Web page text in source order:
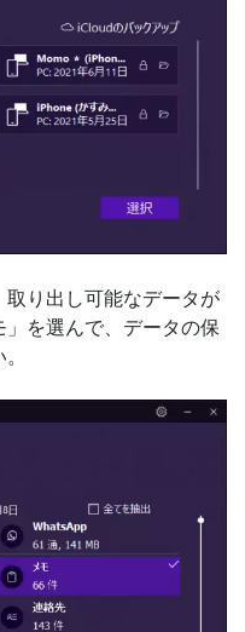
り出し可能なデータが
を選んで、データの保